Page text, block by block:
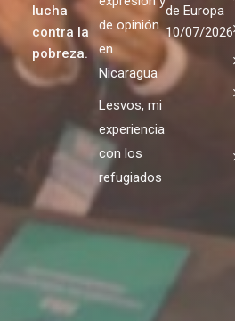
lucha
contra la
pobreza.
de opinión
en
Nicaragua
Lesvos, mi
experiencia
con los
refugiados
de Europa
10/07/2026